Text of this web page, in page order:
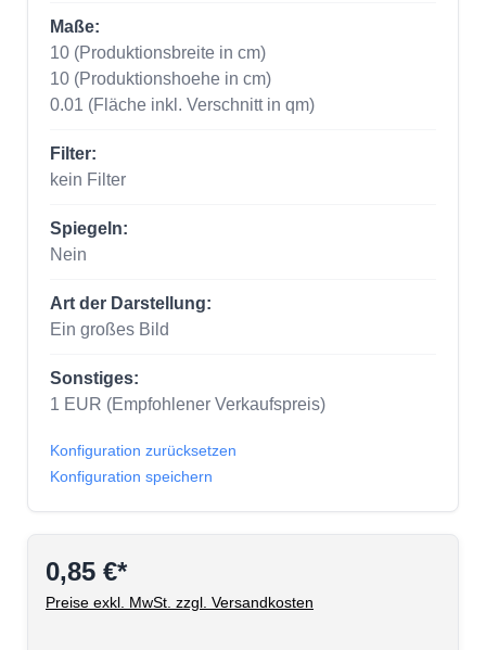
Maße:
10 (Produktionsbreite in cm)
10 (Produktionshoehe in cm)
0.01 (Fläche inkl. Verschnitt in qm)
Filter:
kein Filter
Spiegeln:
Nein
Art der Darstellung:
Ein großes Bild
Sonstiges:
1 EUR (Empfohlener Verkaufspreis)
Konfiguration zurücksetzen
Konfiguration speichern
0,85 €*
Preise exkl. MwSt. zzgl. Versandkosten